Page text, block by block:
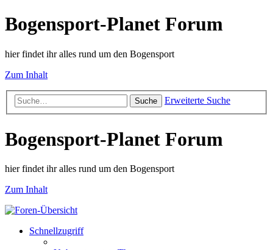
Bogensport-Planet Forum
hier findet ihr alles rund um den Bogensport
Zum Inhalt
Suche Erweiterte Suche
Bogensport-Planet Forum
hier findet ihr alles rund um den Bogensport
Zum Inhalt
Schnellzugriff